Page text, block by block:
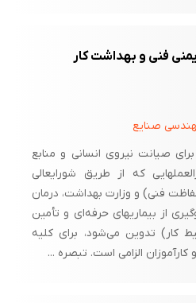
فنی‌ و بهداشت‌ کار
صنایع
مبحث‌ اول‌ کلیات‌ ماده‌ 85 برای‌ صیانت‌ نیروی‌ انسانی‌ و منابع‌
که‌ از طریق‌ شورایعالی‌
فنی‌) و وزارت‌ بهداشت‌، درمان‌
از بیماریهای‌ حرفه‌ای‌ و تأمین‌
کار) تدوین‌ می‌شود، برای‌ کلیه‌
و کارآموزان‌ الزامی‌ است‌. تبصره‌ ...